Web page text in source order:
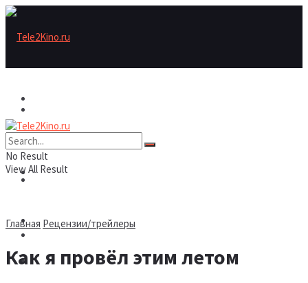
Рецензии/трейлеры
Рецензии/трейлеры
Шоу бизнес
Новости
No Result
View All Result
Главная Рецензии/трейлеры
Как я провёл этим летом